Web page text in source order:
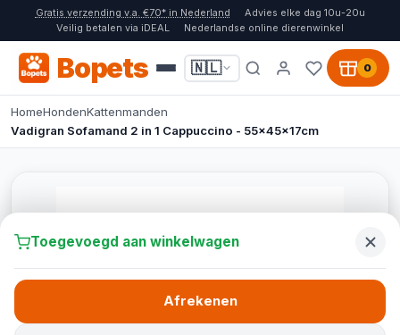
Gratis verzending v.a. €70* in Nederland
Advies elke dag 10u-20u
Veilig betalen via iDEAL
Nederlandse online dierenwinkel
Bopets 🇳🇱 0
HomeHondenKattenmanden
Vadigran Sofamand 2 in 1 Cappuccino - 55x45x17cm
Toegevoegd aan winkelwagen
Afrekenen